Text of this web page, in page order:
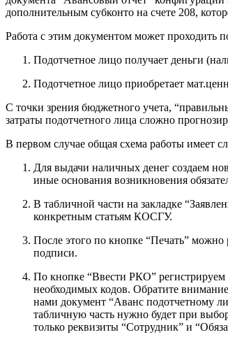
дополнительным субконто на счете 208,
Работа с этим документом может проходить
Подотчетное лицо получает деньги
Подотчетное лицо приобретает
С точки зрения бюджетного учета,
затраты подотчетного лица сложно
В первом случае общая схема работы имеет
Для выдачи наличных денег создаем
иные основания возникновения
В табличной части на закладке
конкретным статьям КОСГУ.
После этого по кнопке “Печать” можно
подписи.
По кнопке “Ввести РКО” регистрируем
необходимых кодов. Обратите
нами документ “Аванс подотчетному
табличную часть нужно будет при
только реквизиты “Сотрудник” и